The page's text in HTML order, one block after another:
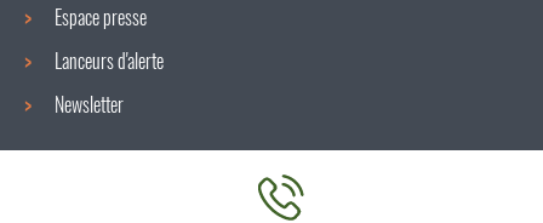
Espace presse
Lanceurs d'alerte
Newsletter